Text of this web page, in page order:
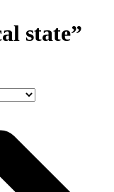
state”